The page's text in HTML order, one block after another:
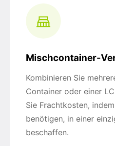
Mischcontainer-
Kombinieren Sie
Container oder einer
Sie Frachtkosten,
benötigen, in einer
beschaffen.